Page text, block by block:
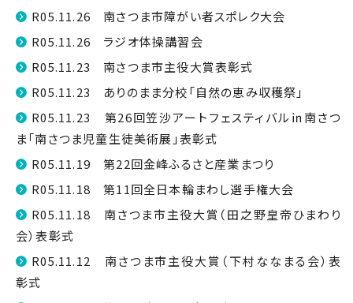
R05.11.26 南さつま市障がい者スポレク大会
R05.11.26 ラジオ体操講習会
R05.11.23 南さつま市主役大賞表彰式
R05.11.23 ありのまま分校「自然の恵み収穫祭」
R05.11.23 第26回笠沙アートフェスティバル㏌南さつ
ま「南さつま児童生徒美術展」表彰式
R05.11.19 第22回金峰ふるさと産業まつり
R05.11.18 第11回全日本輪まわし選手権大会
R05.11.18 南さつま市主役大賞（田之野皇帝ひまわり
会）表彰式
R05.11.12 南さつま市主役大賞（下村ななまる会）表
彰式